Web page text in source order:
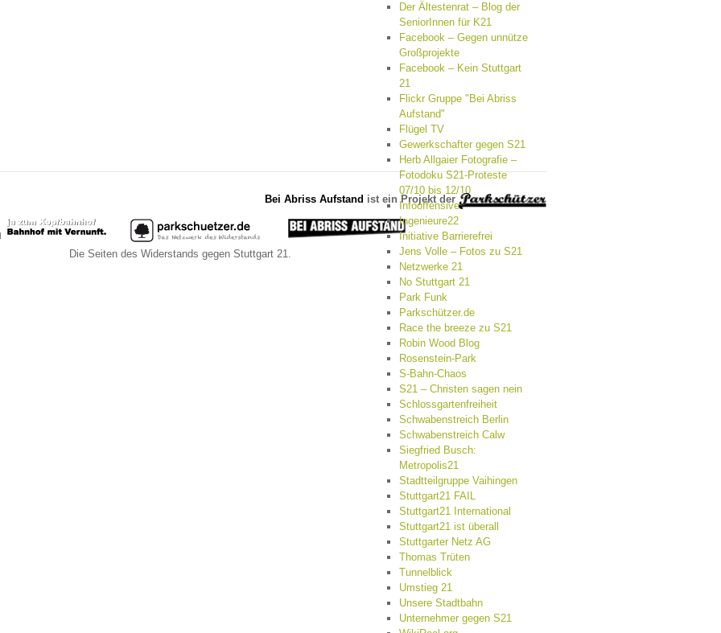
Der Ältestenrat – Blog der
SeniorInnen für K21
Facebook – Gegen unnütze
Großprojekte
Facebook – Kein Stuttgart
21
Flickr Gruppe "Bei Abriss
Aufstand"
Flügel TV
Gewerkschafter gegen S21
Herb Allgaier Fotografie –
Fotodoku S21-Proteste
07/10 bis 12/10
Infooffensive
Ingenieure22
Initiative Barrierefrei
Jens Volle – Fotos zu S21
Netzwerke 21
No Stuttgart 21
Park Funk
Parkschützer.de
Race the breeze zu S21
Robin Wood Blog
Rosenstein-Park
S-Bahn-Chaos
S21 – Christen sagen nein
Schlossgartenfreiheit
Schwabenstreich Berlin
Schwabenstreich Calw
Siegfried Busch:
Metropolis21
Stadtteilgruppe Vaihingen
Stuttgart21 FAIL
Stuttgart21 International
Stuttgart21 ist überall
Stuttgarter Netz AG
Thomas Trüten
Tunnelblick
Umstieg 21
Unsere Stadtbahn
Unternehmer gegen S21
Bei Abriss Aufstand ist ein Projekt der
Die Seiten des Widerstands gegen Stuttgart 21.